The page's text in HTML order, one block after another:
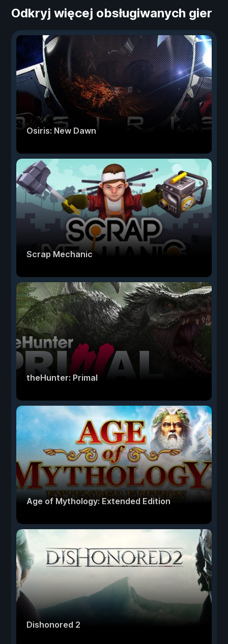
Odkryj więcej obsługiwanych gier
Osiris: New Dawn
Scrap Mechanic
theHunter: Primal
Age of Mythology: Extended Edition
Dishonored 2